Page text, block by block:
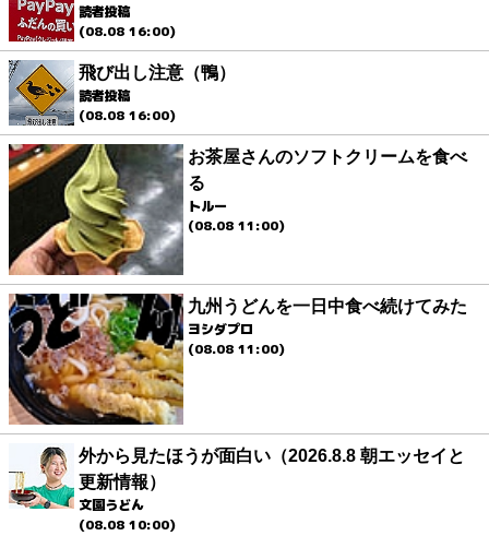
読者投稿
(08.08 16:00)
飛び出し注意（鴨）
読者投稿
(08.08 16:00)
お茶屋さんのソフトクリームを食べ
る
トルー
(08.08 11:00)
九州うどんを一日中食べ続けてみた
ヨシダプロ
(08.08 11:00)
外から見たほうが面白い（2026.8.8 朝エッセイと
更新情報）
文園うどん
(08.08 10:00)